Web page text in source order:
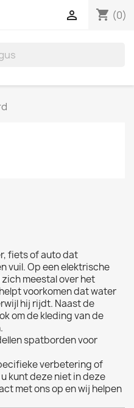
shopping_cart (0)

fiets of auto dat
vuil. Op een elektrische
meestal over het
voorkomen dat water
hij rijdt. Naast de
om de kleding van de
spatborden voor
verbetering of
kunt deze niet in deze
met ons op en wij helpen